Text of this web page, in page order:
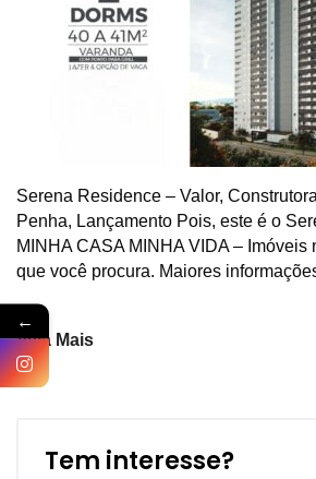
Serena Residence – Valor,
Penha, Lançamento Pois, este é o
MINHA CASA MINHA VIDA – Imóveis
que você procura. Maiores
Veja Mais
Tem interesse?
←